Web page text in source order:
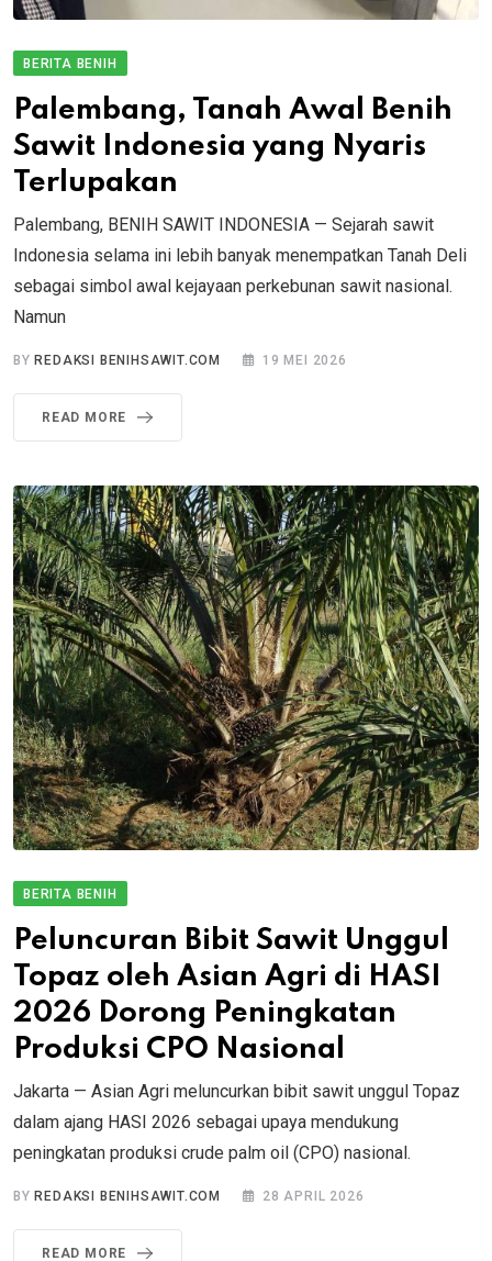
BERITA BENIH
Palembang, Tanah Awal Benih
Sawit Indonesia yang Nyaris
Terlupakan
Palembang, BENIH SAWIT INDONESIA — Sejarah sawit
Indonesia selama ini lebih banyak menempatkan Tanah Deli
sebagai simbol awal kejayaan perkebunan sawit nasional.
Namun
BYREDAKSI BENIHSAWIT.COM 19 MEI 2026
READ MORE
BERITA BENIH
Peluncuran Bibit Sawit Unggul
Topaz oleh Asian Agri di HASI
2026 Dorong Peningkatan
Produksi CPO Nasional
Jakarta — Asian Agri meluncurkan bibit sawit unggul Topaz
dalam ajang HASI 2026 sebagai upaya mendukung
peningkatan produksi crude palm oil (CPO) nasional.
BYREDAKSI BENIHSAWIT.COM 28 APRIL 2026
READ MORE